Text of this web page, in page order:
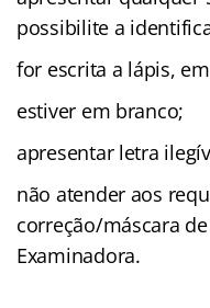
possibilite a
for escrita a lápis,
estiver em branco;
apresentar letra
não atender aos
correção/máscara
Examinadora.